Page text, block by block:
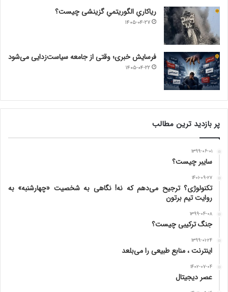
ریاکاریِ الگوریتمیِ گزینشی چیست؟
۱۴۰۵-۰۴-۲۷
فرسایش خبری؛ وقتی از جامعه سیاست‌زدایی می‌شود
۱۴۰۵-۰۴-۲۲
پر بازدید ترین مطالب
۱۳۹۹-۰۶-۰۱
سایبر چیست؟
۱۴۰۱-۰۹-۲۷
تکنولوژی؟ ترجیح می‌دهم که نه! نگاهی به شخصیت «چهارشنبه» به
روایت تیم برتون
۱۳۹۹-۰۴-۰۸
جنگ ترکیبی چیست؟
۱۳۹۹-۰۱-۲۴
اینترنت ، منابع طبیعی را می‌بلعد
۱۴۰۲-۰۷-۰۴
عصر دیجیتال